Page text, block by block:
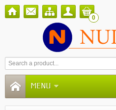
0
MENU